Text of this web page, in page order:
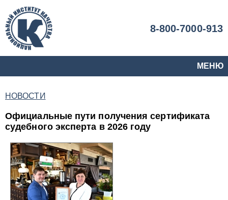
8-800-7000-913
МЕНЮ
НОВОСТИ
Официальные пути получения сертификата
судебного эксперта в 2026 году